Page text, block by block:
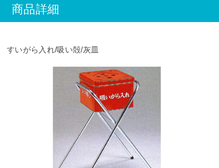
商品詳細
すいがら入れ/吸い殻/灰皿